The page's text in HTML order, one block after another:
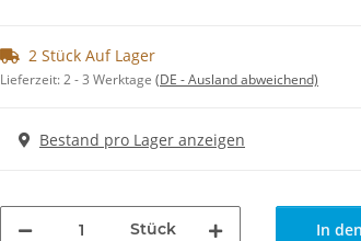
2 Stück Auf Lager
Lieferzeit:2 - 3 Werktage (DE - Ausland abweichend)
Bestand pro Lager anzeigen
Stück In